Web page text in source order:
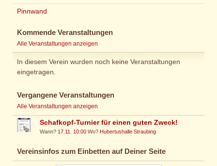
Pinnwand
Kommende Veranstaltungen
Alle Veranstaltungen anzeigen
In diesem Verein wurden noch keine Veranstaltungen
eingetragen.
Vergangene Veranstaltungen
Alle Veranstaltungen anzeigen
Schafkopf-Turnier für einen guten Zweck!
Wann? 17.11. 10:00 Wo?Hubertushalle Straubing
Vereinsinfos zum Einbetten auf Deiner Seite